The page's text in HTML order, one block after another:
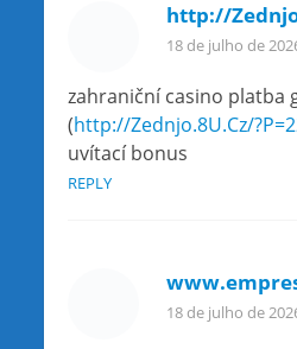
http://
18 de julho de
zahraniční casino platba
(http://Zednjo.8U.Cz/
uvítací bonus
REPLY
18 de julho de